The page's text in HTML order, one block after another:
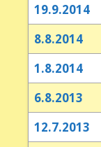
19.9.2014
8.8.2014
1.8.2014
6.8.2013
12.7.2013